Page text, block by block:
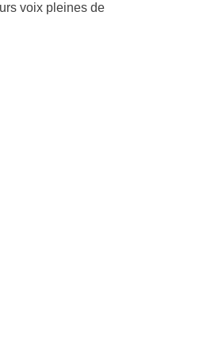
voix pleines de